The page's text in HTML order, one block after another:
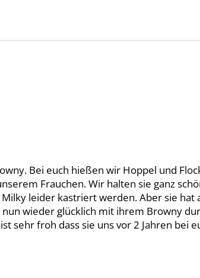
Bei euch hießen wir Hoppel und
Frauchen. Wir halten sie ganz
leider kastriert werden. Aber sie hat
wieder glücklich mit ihrem Browny
sehr froh dass sie uns vor 2 Jahren bei